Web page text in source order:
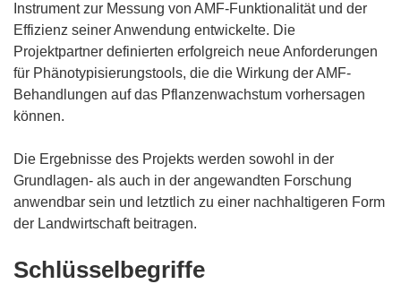
Instrument zur Messung von AMF-Funktionalität und der
Effizienz seiner Anwendung entwickelte. Die
Projektpartner definierten erfolgreich neue Anforderungen
für Phänotypisierungstools, die die Wirkung der AMF-
Behandlungen auf das Pflanzenwachstum vorhersagen
können.
Die Ergebnisse des Projekts werden sowohl in der
Grundlagen- als auch in der angewandten Forschung
anwendbar sein und letztlich zu einer nachhaltigeren Form
der Landwirtschaft beitragen.
Schlüsselbegriffe